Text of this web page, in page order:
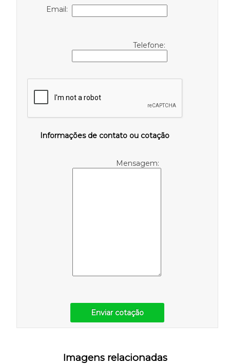
Email:
Telefone:
Informações de contato ou cotação
Mensagem:
Enviar cotação
Imagens relacionadas